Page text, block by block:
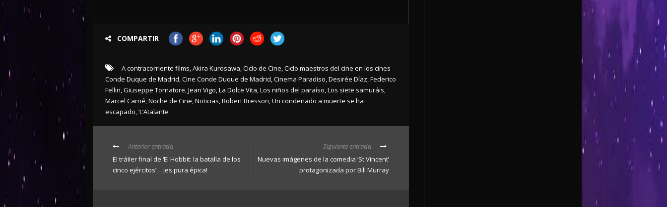
COMPARTIR
A contracorriente films,Akira Kurosawa,Ciclo de Cine,Ciclo maestros del cine en los cines
Conde Duque de Madrid,Cine Conde Duque de Madrid,Cinema Paradiso,Desirée Díaz,Federico
Fellin,Giuseppe Tornatore,Jean Vigo,La Dolce Vita,Los niños del paraíso,Los siete samuráis,
Marcel Carné,Noche de Cine,Noticias,Robert Bresson,Un condenado a muerte se ha
escapado,‘L’Atalante
Anterior entrada
El tráiler final de ‘El Hobbit: la batalla de los
cinco ejércitos’… ¡es pura épica!
Siguiente entrada
Nuevas imágenes de la comedia ‘St.Vincent’
protagonizada por Bill Murray